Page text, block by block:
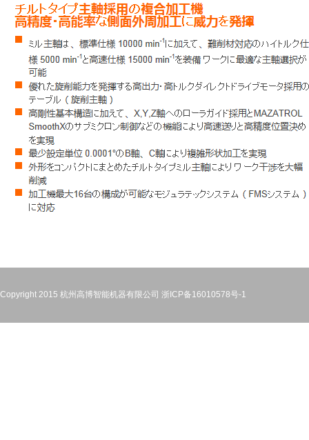
Copyright 2015 杭州高博智能机器有限公司 浙ICP备16010578号-1